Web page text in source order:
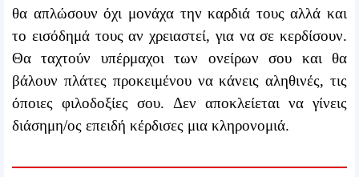
θα απλώσουν όχι μονάχα την καρδιά τους αλλά και
το εισόδημά τους αν χρειαστεί, για να σε κερδίσουν.
Θα ταχτούν υπέρμαχοι των ονείρων σου και θα
βάλουν πλάτες προκειμένου να κάνεις αληθινές, τις
όποιες φιλοδοξίες σου. Δεν αποκλείεται να γίνεις
διάσημη/ος επειδή κέρδισες μια κληρονομιά.